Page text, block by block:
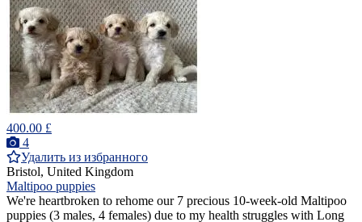
400.00 £
4
Удалить из избранного
Bristol, United Kingdom
Maltipoo puppies
We're heartbroken to rehome our 7 precious 10-week-old Maltipoo
puppies (3 males, 4 females) due to my health struggles with Long